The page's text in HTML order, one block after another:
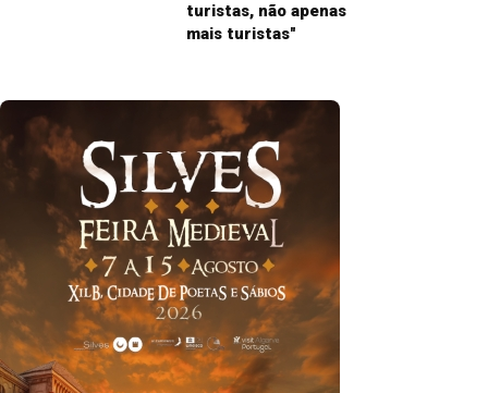
turistas, não apenas
mais turistas"